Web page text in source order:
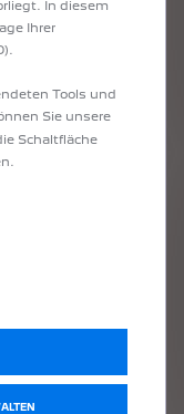
In diesem
Ihrer
Tools und
Sie unsere
Schaltfläche